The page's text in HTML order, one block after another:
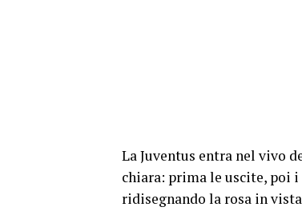
La Juventus entra nel vivo
chiara: prima le uscite, poi
ridisegnando la rosa in